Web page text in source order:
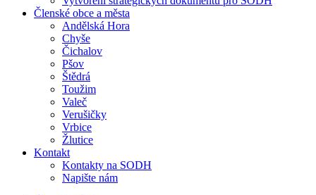
Členské obce a města
Andělská Hora
Chyše
Čichalov
Pšov
Štědrá
Toužim
Valeč
Verušičky
Vrbice
Žlutice
Kontakt
Kontakty na SODH
Napište nám